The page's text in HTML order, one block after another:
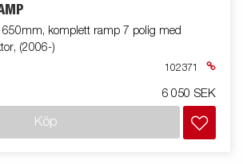
komplett ramp 7 polig med
(2006-)
102371
6 050 SEK
Köp